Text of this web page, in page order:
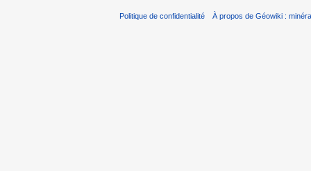
Politique de confidentialité À propos de Géowiki :